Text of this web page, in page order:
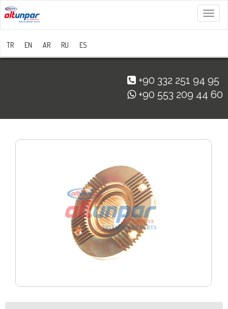
Menü
TR EN AR RU ES
+90 332 251 94 95
+90 553 209 44 60